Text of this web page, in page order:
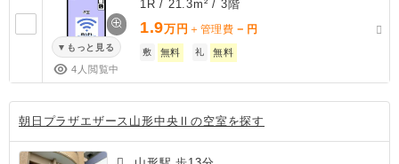
もっと見る
4人閲覧中
1R / 21.3m² / 3階
1.9万円 ＋管理費 － 円
敷 無料 礼 無料
朝日プラザエザース山形中央Ⅱの空室を探す